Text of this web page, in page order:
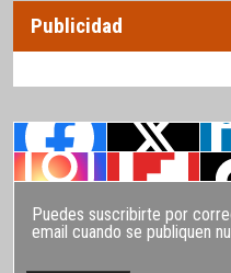
Publicidad
Puedes suscribirte por
email cuando se publiquen